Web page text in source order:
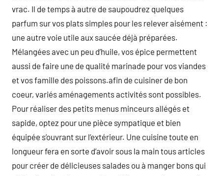
vrac. Il de temps à autre de saupoudrez quelques
parfum sur vos plats simples pour les relever aisément :
une autre voie utile aux saucée déjà préparées.
Mélangées avec un peu d’huile, vos épice permettent
aussi de faire une de qualité marinade pour vos viandes
et vos famille des poissons.afin de cuisiner de bon
coeur, variés aménagements activités sont possibles.
Pour réaliser des petits menus minceurs allégés et
sapide, optez pour une pièce sympatique et bien
équipée s’ouvrant sur l’extérieur. Une cuisine toute en
longueur fera en sorte d’avoir sous la main tous articles
pour créer de délicieuses salades ou à manger bons qui